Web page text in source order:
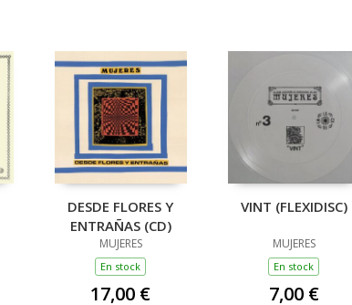
DESDE FLORES Y
ENTRAÑAS (CD)
MUJERES
En stock
17,00 €
VINT (FLEXIDISC)
MUJERES
En stock
7,00 €